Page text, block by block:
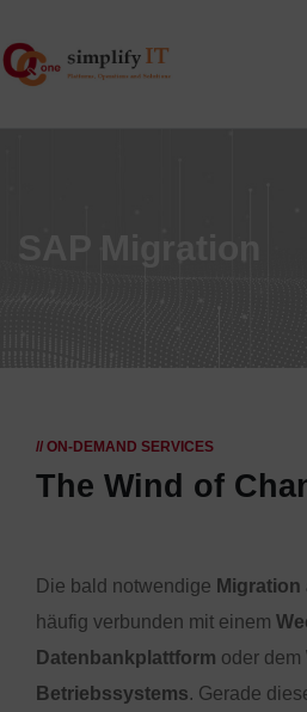
// ON-DEMAND SERVICES
The Wind of
Die bald notwendige Migration
häufig verbunden mit einem
Datenbankplattform oder dem
Betriebssystems. Gerade